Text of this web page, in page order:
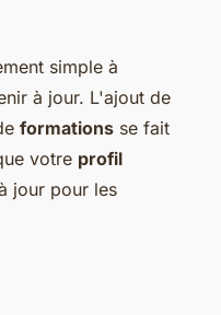
simple à
à jour. L'ajout de
formations se fait
votre profil
jour pour les